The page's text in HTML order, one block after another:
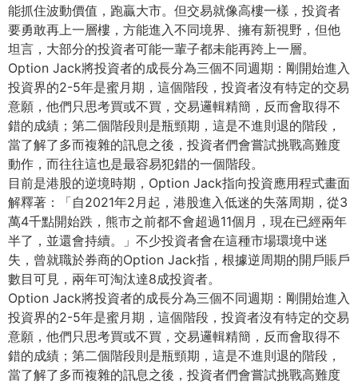
能抓住波動價值， 跑贏大市。但交易就像高樓一樣，投資者
要勇敢再上一層樓， 方能進入不同境界、擁有新視野，但他
坦言， 大部分的投資者可能一輩子都未能再跨上一層。
Option Jack將投資者的成長分為三個不同週期： 剛開始進入
投資界的2-5年是蜜月期，這個階段， 投資者沒有特定的交易
意願，他們只思考買或不買，交易邏輯精簡， 反而會取得不
錯的成績；第二個階段則是瓶頸期， 這是不進則退的階段，
當了解了多而複雜的訊息之後， 投資者們會嘗試挑戰高難度
動作， 而往往這也是最容易犯錯的一個階段。
目前是港股的逆境時期，Option Jack指向投資應用程式畫面
解釋著：「自2021年2月起， 港股進入低迷的失落周期，從3
萬4千點開始跌， 熊市之前都不會超過11個月，現在已經兩年
半了，並還會持續。」 不少投資者會在這種市場環境中迷
失，曾就職於券商的Option Jack指，根據逆周期的開戶賬戶
數目可見， 兩年可淘汰達8成投資者。
Option Jack將投資者的成長分為三個不同週期： 剛開始進入
投資界的2-5年是蜜月期，這個階段， 投資者沒有特定的交易
意願，他們只思考買或不買，交易邏輯精簡， 反而會取得不
錯的成績；第二個階段則是瓶頸期， 這是不進則退的階段，
當了解了多而複雜的訊息之後， 投資者們會嘗試挑戰高難度